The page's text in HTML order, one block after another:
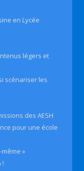
en Lycée
légers et
scénariser les
des AESH
pour une école
»
!